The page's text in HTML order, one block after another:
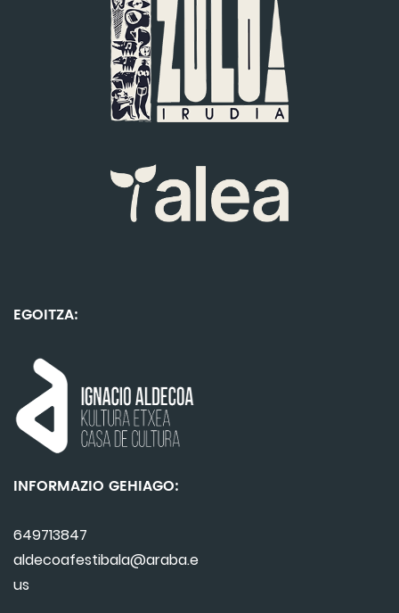
EGOITZA:
INFORMAZIO GEHIAGO:
649713847
aldecoafestibala@araba.e
us